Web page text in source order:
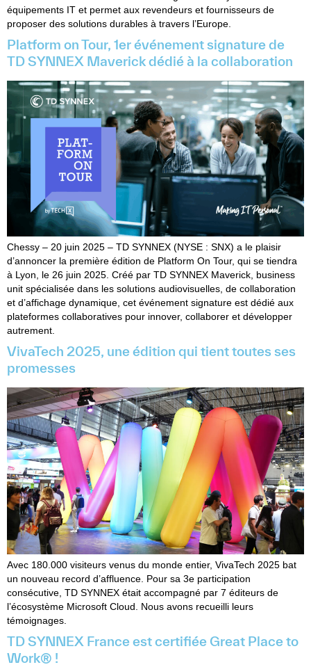
équipements IT et permet aux revendeurs et fournisseurs de
proposer des solutions durables à travers l’Europe.
Platform on Tour, 1er événement signature de
TD SYNNEX Maverick dédié à la collaboration
Chessy – 20 juin 2025 – TD SYNNEX (NYSE : SNX) a le plaisir
d’annoncer la première édition de Platform On Tour, qui se tiendra
à Lyon, le 26 juin 2025. Créé par TD SYNNEX Maverick, business
unit spécialisée dans les solutions audiovisuelles, de collaboration
et d’affichage dynamique, cet événement signature est dédié aux
plateformes collaboratives pour innover, collaborer et développer
autrement.
VivaTech 2025, une édition qui tient toutes ses
promesses
Avec 180.000 visiteurs venus du monde entier, VivaTech 2025 bat
un nouveau record d’affluence. Pour sa 3e participation
consécutive, TD SYNNEX était accompagné par 7 éditeurs de
l’écosystème Microsoft Cloud. Nous avons recueilli leurs
témoignages.
TD SYNNEX France est certifiée Great Place to
Work® !